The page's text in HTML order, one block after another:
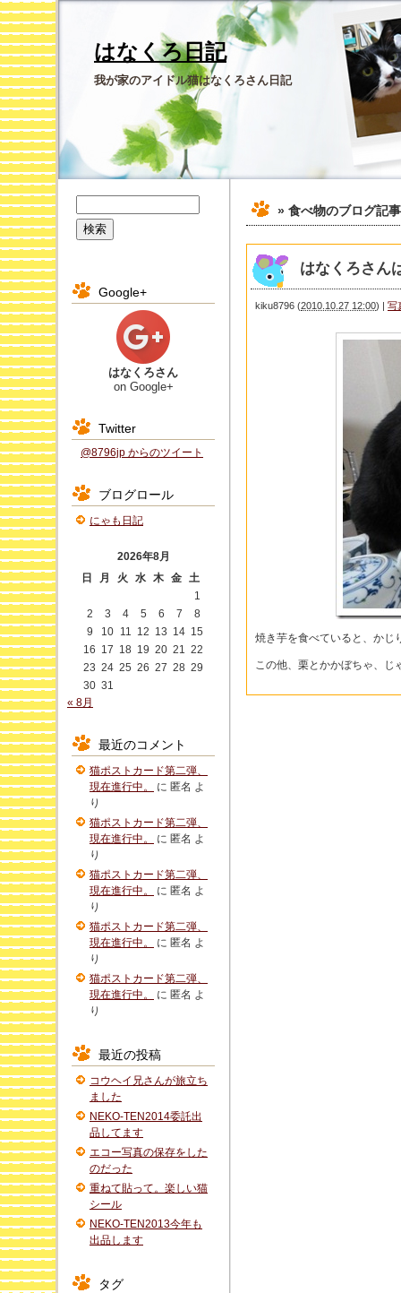
はなくろ日記
我が家のアイドル猫はなくろさん日記
» 食べ物のブログ記事
はなくろさん
kiku8796 (2010.10.27 12:00) | 写
焼き芋を食べていると、かじ
この他、栗とかかぼちゃ、じ
Google+
はなくろさん
on Google+
Twitter
@8796jp からのツイート
ブログロール
にゃも日記
2026年8月
日
月 火 水 木 金 土
1
2
3 4 5 6 7
8
9
10 11 12 13 14 15
16 17 18 19 20 21 22
23 24 25 26 27 28 29
30 31
« 8月
最近のコメント
猫ポストカード第二弾、
現在進行中。
に 匿名 よ
り
猫ポストカード第二弾、
現在進行中。
に 匿名 よ
り
猫ポストカード第二弾、
現在進行中。
に 匿名 よ
り
猫ポストカード第二弾、
現在進行中。
に 匿名 よ
り
猫ポストカード第二弾、
現在進行中。
に 匿名 よ
り
最近の投稿
コウヘイ兄さんが旅立ち
ました
NEKO-TEN2014委託出
品してます
エコー写真の保存をした
のだった
重ねて貼って。楽しい猫
シール
NEKO-TEN2013今年も
出品します
タグ